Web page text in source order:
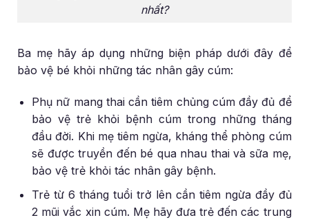
nhất?
Ba mẹ hãy áp dụng những biện pháp dưới đây để
bảo vệ bé khỏi những tác nhân gây cúm:
Phụ nữ mang thai cần tiêm chủng cúm đầy đủ để
bảo vệ trẻ khỏi bệnh cúm trong những tháng
đầu đời. Khi mẹ tiêm ngừa, kháng thể phòng cúm
sẽ được truyền đến bé qua nhau thai và sữa mẹ,
bảo vệ trẻ khỏi tác nhân gây bệnh.
Trẻ từ 6 tháng tuổi trở lên cần tiêm ngừa đầy đủ
2 mũi vắc xin cúm. Mẹ hãy đưa trẻ đến các trung